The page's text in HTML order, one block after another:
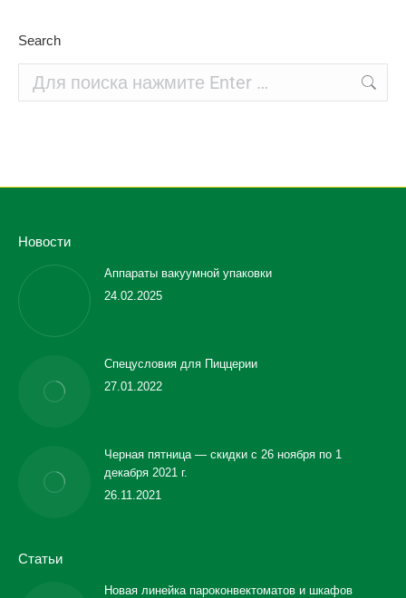
Search
Новости
Аппараты вакуумной упаковки
24.02.2025
Спецусловия для Пиццерии
27.01.2022
Черная пятница — скидки с 26 ноября по 1
декабря 2021 г.
26.11.2021
Статьи
Новая линейка пароконвектоматов и шкафов